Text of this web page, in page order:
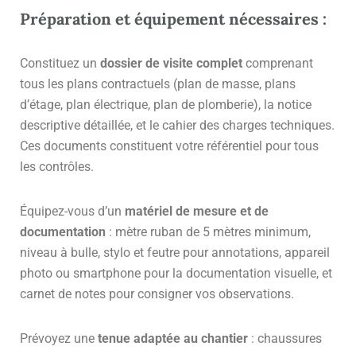
Préparation et équipement nécessaires :
Constituez un dossier de visite complet comprenant
tous les plans contractuels (plan de masse, plans
d’étage, plan électrique, plan de plomberie), la notice
descriptive détaillée, et le cahier des charges techniques.
Ces documents constituent votre référentiel pour tous
les contrôles.
Équipez-vous d’un matériel de mesure et de
documentation : mètre ruban de 5 mètres minimum,
niveau à bulle, stylo et feutre pour annotations, appareil
photo ou smartphone pour la documentation visuelle, et
carnet de notes pour consigner vos observations.
Prévoyez une tenue adaptée au chantier : chaussures